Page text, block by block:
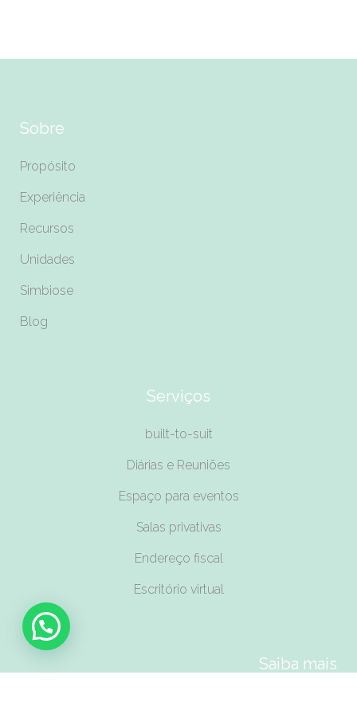
Sobre
Propósito
Experiência
Recursos
Unidades
Simbiose
Blog
Serviços
built-to-suit
Diárias e Reuniões
Espaço para eventos
Salas privativas
Endereço fiscal
Escritório virtual
Saiba mais